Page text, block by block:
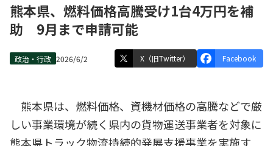
熊本県、燃料価格高騰受け1台4万円を補
助 9月まで申請可能
政治・行政 2026/6/2 X（旧Twitter） Facebook
熊本県は、燃料価格、資機材価格の高騰などで厳
しい事業環境が続く県内の貨物運送事業者を対象に
熊本県トラック物流持続的発展支援事業を実施す